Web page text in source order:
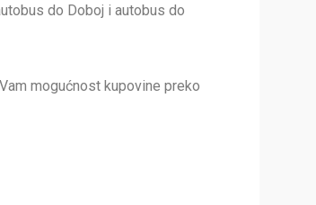
do Doboj i autobus do
mogućnost kupovine preko